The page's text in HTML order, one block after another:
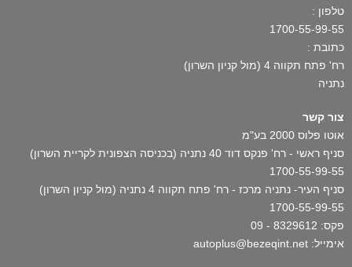
טלפון :
1700-55-99-55
כתובת :
רח' פתח תקווה 4 (מול קניון השרון)
נתניה
צור קשר
אוטו פלוס 2000 בע"מ
סניף ראשי - רח' פנקס דוד 40 נתניה (בכניסה הצפונית לקריית השרון)
1700-55-99-55
סניף העיר- נתניה מרכז - רח' פתח תקווה 4 נתניה (מול קניון השרון)
1700-55-99-55
פקס: 8329612 - 09
אימייל: autoplus@bezeqint.net